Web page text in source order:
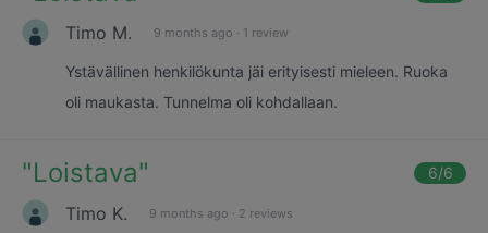
Timo M. 9 months ago · 1 review
Ystävällinen henkilökunta jäi erityisesti mieleen. Ruoka
oli maukasta. Tunnelma oli kohdallaan.
"Loistava" 6/6
Timo K. 9 months ago · 2 reviews